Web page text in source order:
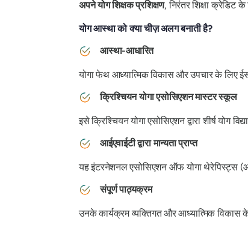
अपने योग शिक्षक प्रशिक्षण, निरंतर शिक्षा क्रेडिट
योग आस्था को क्या चीज़ अलग बनाती है?
आस्था-आधारित
योगा फेथ आध्यात्मिक विकास और उपचार के लिए
क्रिश्चियन योगा एसोसिएशन मास्टर स्कूल
इसे क्रिश्चियन योगा एसोसिएशन द्वारा शीर्ष योग
आईएवाईटी द्वारा मान्यता प्राप्त
यह इंटरनेशनल एसोसिएशन ऑफ योगा थेरेपिस्ट्स
संपूर्ण पाठ्यक्रम
उनके कार्यक्रम व्यक्तिगत और आध्यात्मिक विकास